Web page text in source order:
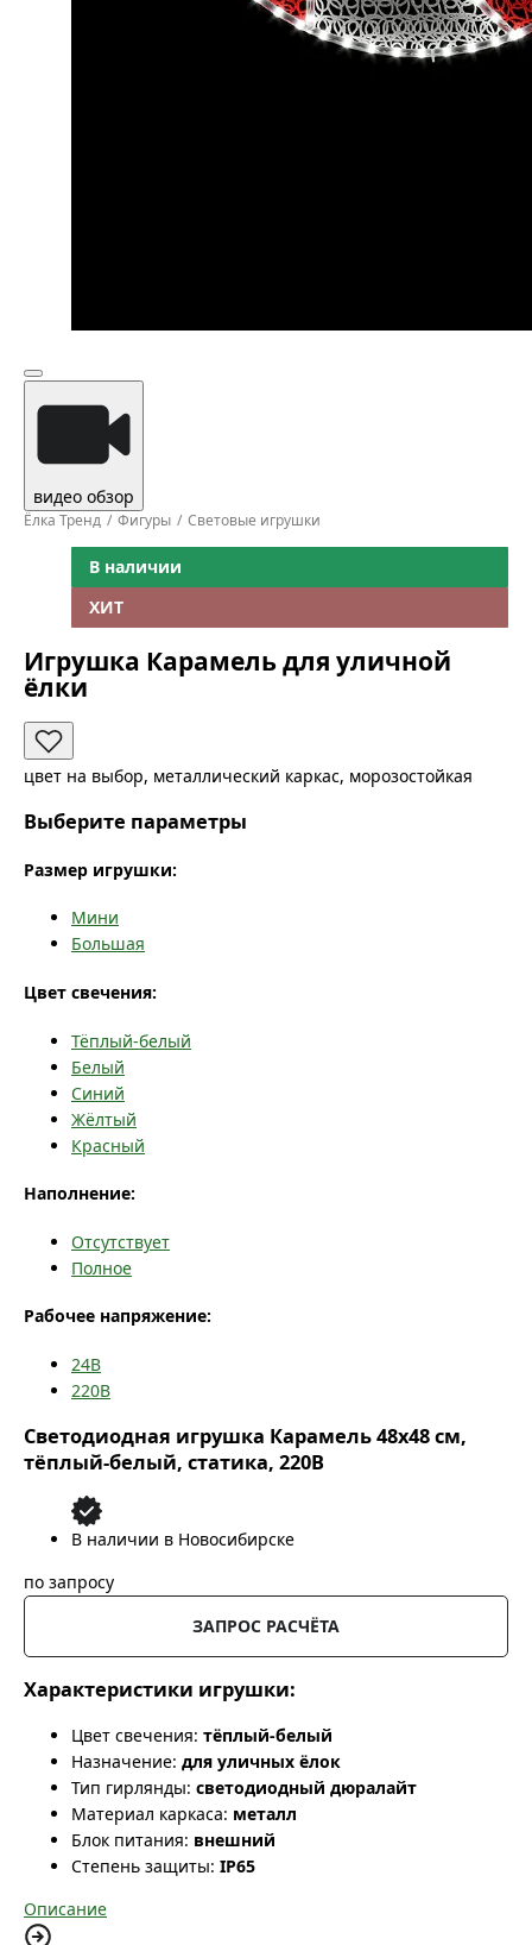
видео обзор
Ёлка Тренд Фигуры Световые игрушки
В наличии
ХИТ
Игрушка Карамель для уличной
ёлки
цвет на выбор, металлический каркас, морозостойкая
Выберите параметры
Размер игрушки:
Мини
Большая
Цвет свечения:
Тёплый-белый
Белый
Синий
Жёлтый
Красный
Наполнение:
Отсутствует
Полное
Рабочее напряжение:
24В
220В
Светодиодная игрушка Карамель 48x48 см,
тёплый-белый, статика, 220В
В наличии в Новосибирске
по запросу
ЗАПРОС РАСЧЁТА
Характеристики игрушки:
Цвет свечения: тёплый-белый
Назначение: для уличных ёлок
Тип гирлянды: светодиодный дюралайт
Материал каркаса: металл
Блок питания: внешний
Степень защиты: IP65
Описание